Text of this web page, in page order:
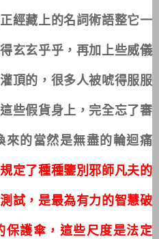
經藏上的名詞術語整它一
玄玄乎乎，再加上些威儀
頂的，很多人被唬得服服
些假貨身上，完全忘了審
的當然是無盡的輪迴痛
定了種種鑒別邪師凡夫的
試，是最為有力的智慧破
護傘，這些尺度是法定